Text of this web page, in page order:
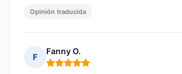
Opinión traducida
F
Fanny O.
Nota: 5 de 5